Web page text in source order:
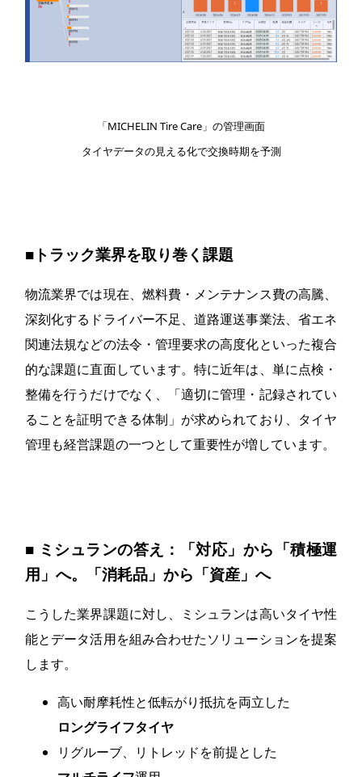
「MICHELIN Tire Care」の管理画面
タイヤデータの見える化で交換時期を予測
■トラック業界を取り巻く課題
物流業界では現在、燃料費・メンテナンス費の高騰、
深刻化するドライバー不足、道路運送事業法、省エネ
関連法規などの法令・管理要求の高度化といった複合
的な課題に直面しています。特に近年は、単に点検・
整備を行うだけでなく、「適切に管理・記録されてい
ることを証明できる体制」が求められており、タイヤ
管理も経営課題の一つとして重要性が増しています。
■ ミシュランの答え：「対応」から「積極運
用」へ。「消耗品」から「資産」へ
こうした業界課題に対し、ミシュランは高いタイヤ性
能とデータ活用を組み合わせたソリューションを提案
します。
高い耐摩耗性と低転がり抵抗を両立した
ロングライフタイヤ
リグルーブ、リトレッドを前提とした